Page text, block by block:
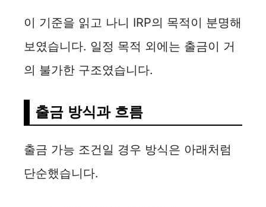
이 기준을 읽고 나니 IRP의 목적이 분명해
보였습니다. 일정 목적 외에는 출금이 거
의 불가한 구조였습니다.
출금 방식과 흐름
출금 가능 조건일 경우 방식은 아래처럼
단순했습니다.